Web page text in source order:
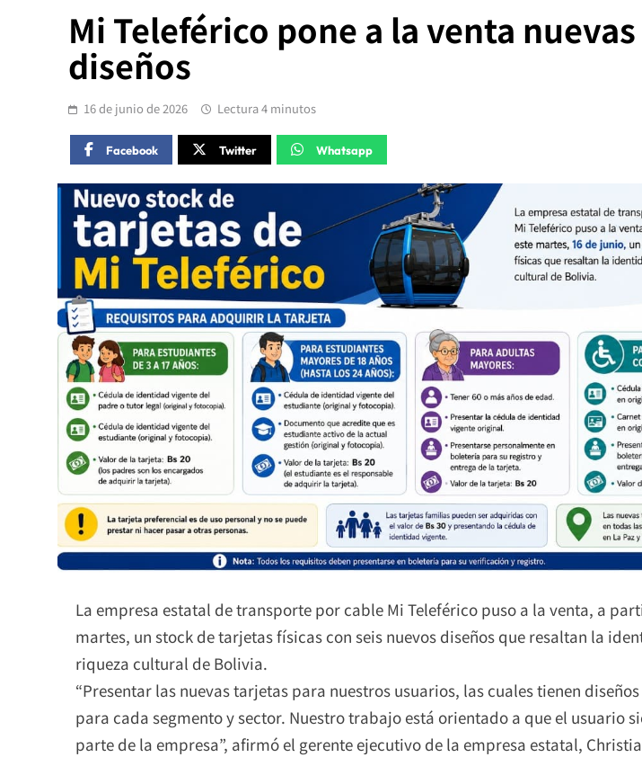
Mi Teleférico pone a la venta
diseños
16 de junio de 2026 Lectura 4 minutos
Facebook Twitter Whatsapp
La empresa estatal de transporte por cable Mi Teleférico puso a la venta, a
martes, un stock de tarjetas físicas con seis nuevos diseños que resaltan la
riqueza cultural de Bolivia.
“Presentar las nuevas tarjetas para nuestros usuarios, las cuales tienen
para cada segmento y sector. Nuestro trabajo está orientado a que el usuario
parte de la empresa”, afirmó el gerente ejecutivo de la empresa estatal,